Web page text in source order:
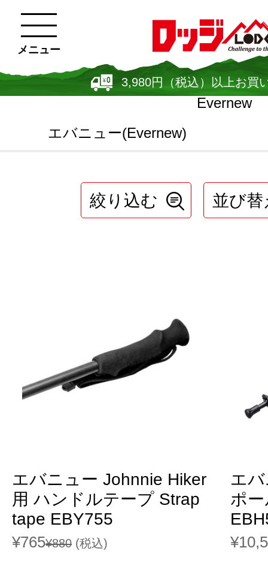
3,980円（税込）以上お買
メニュー
Evernew
エバニュー(Evernew)
絞り込む 並び替
エバニュー Johnnie Hiker
用 ハンドルテープ Strap
tape EBY755
¥765¥880 (税込)
エ
ポ